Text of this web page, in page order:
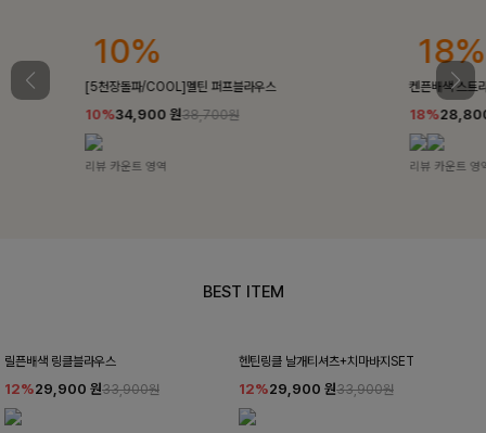
10%
[5천장돌파/COOL]멜틴 퍼프블라우스
10%34,900원38,700원
리뷰 카운트 영역
18%
켄픈배색 스트
18%
리뷰 카운트 영
BEST ITEM
릴픈배색 링클블라우스
12%29,900 원33,900원
헨틴링클 날개티셔츠+치마바지SET
12%29,900 원33,900원